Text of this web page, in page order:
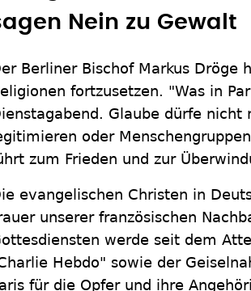
Nein zu Gewalt
Berliner Bischof Markus Dröge
fortzusetzen. "Was in
Glaube dürfe
oder
zum Frieden und zur
evangelischen Christen in
unserer französischen
werde seit dem
Hebdo" sowie der
für die Opfer und ihre